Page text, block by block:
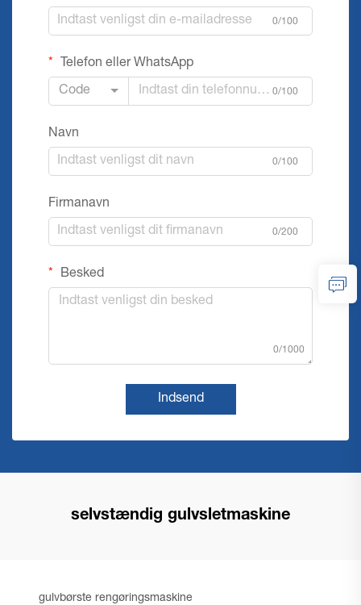
0/100
Telefon eller WhatsApp
Code 0/100
Navn
0/100
Firmanavn
0/200
Besked
0/1000
Indsend
selvstændig gulvsletmaskine
gulvbørste rengøringsmaskine